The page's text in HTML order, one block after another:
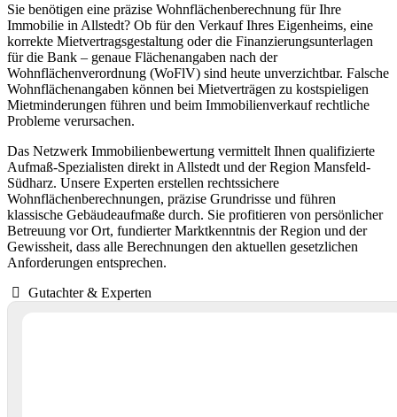
Sie benötigen eine präzise Wohnflächenberechnung für Ihre
Immobilie in Allstedt? Ob für den Verkauf Ihres Eigenheims, eine
korrekte Mietvertragsgestaltung oder die Finanzierungsunterlagen
für die Bank – genaue Flächenangaben nach der
Wohnflächenverordnung (WoFlV) sind heute unverzichtbar. Falsche
Wohnflächenangaben können bei Mietverträgen zu kostspieligen
Mietminderungen führen und beim Immobilienverkauf rechtliche
Probleme verursachen.
Das Netzwerk Immobilienbewertung vermittelt Ihnen qualifizierte
Aufmaß-Spezialisten direkt in Allstedt und der Region Mansfeld-
Südharz. Unsere Experten erstellen rechtssichere
Wohnflächenberechnungen, präzise Grundrisse und führen
klassische Gebäudeaufmaße durch. Sie profitieren von persönlicher
Betreuung vor Ort, fundierter Marktkenntnis der Region und der
Gewissheit, dass alle Berechnungen den aktuellen gesetzlichen
Anforderungen entsprechen.
Gutachter & Experten